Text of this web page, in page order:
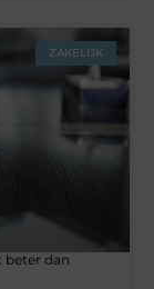
ZAKELIJK
beter dan